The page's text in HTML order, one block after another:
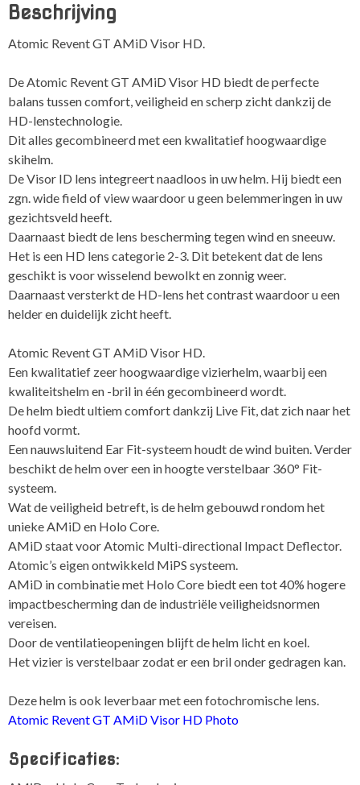
black
Beschrijving
Atomic Revent GT AMiD Visor HD.
De Atomic Revent GT AMiD Visor HD biedt de perfecte
balans tussen comfort, veiligheid en scherp zicht dankzij de
HD-lenstechnologie.
Dit alles gecombineerd met een kwalitatief hoogwaardige
skihelm.
De Visor ID lens integreert naadloos in uw helm. Hij biedt een
zgn. wide field of view waardoor u geen belemmeringen in uw
gezichtsveld heeft.
Daarnaast biedt de lens bescherming tegen wind en sneeuw.
Het is een HD lens categorie 2-3. Dit betekent dat de lens
geschikt is voor wisselend bewolkt en zonnig weer.
Daarnaast versterkt de HD-lens het contrast waardoor u een
helder en duidelijk zicht heeft.
Atomic Revent GT AMiD Visor HD.
Een kwalitatief zeer hoogwaardige vizierhelm, waarbij een
kwaliteitshelm en -bril in één gecombineerd wordt.
De helm biedt ultiem comfort dankzij Live Fit, dat zich naar het
hoofd vormt.
Een nauwsluitend Ear Fit-systeem houdt de wind buiten. Verder
beschikt de helm over een in hoogte verstelbaar 360° Fit-
systeem.
Wat de veiligheid betreft, is de helm gebouwd rondom het
unieke AMiD en Holo Core.
AMiD staat voor Atomic Multi-directional Impact Deflector.
Atomic’s eigen ontwikkeld MiPS systeem.
AMiD in combinatie met Holo Core biedt een tot 40% hogere
impactbescherming dan de industriële veiligheidsnormen
vereisen.
Door de ventilatieopeningen blijft de helm licht en koel.
Het vizier is verstelbaar zodat er een bril onder gedragen kan.
Deze helm is ook leverbaar met een fotochromische lens.
Atomic Revent GT AMiD Visor HD Photo
Specificaties: